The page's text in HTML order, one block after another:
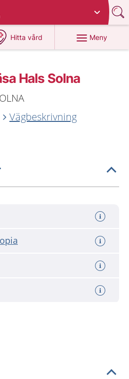
Hitta vård
på 1177.se
Meny
Hals Solna
Vägbeskrivning